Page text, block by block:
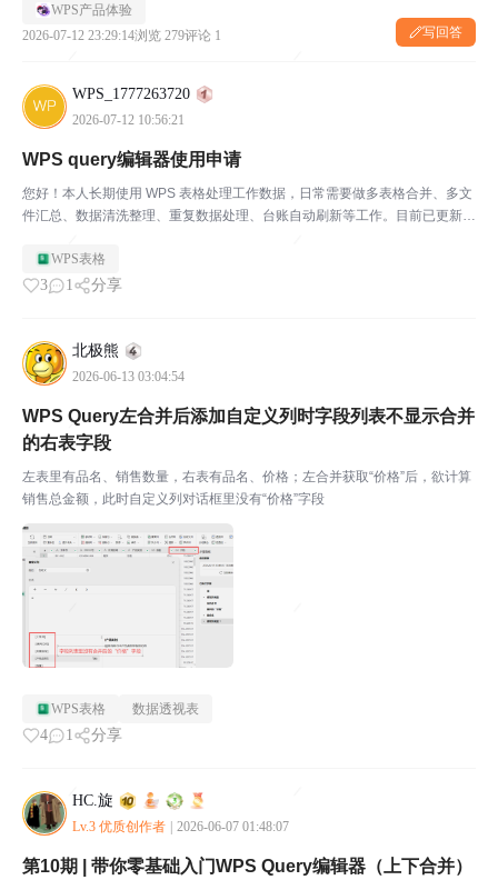
WPS产品体验
2026-07-12 23:29:14浏览 279评论 1 写回答
WPS_1777263720
2026-07-12 10:56:21
WPS query编辑器使用申请
您好！本人长期使用 WPS 表格处理工作数据，日常需要做多表格合并、多文
件汇总、数据清洗整理、重复数据处理、台账自动刷新等工作。目前已更新安
数据】内，没有「启动查询清洗器（ET...
WPS表格
3 1 分享
北极熊
2026-06-13 03:04:54
WPS Query左合并后添加自定义列时字段列表不显示合并
的右表字段
左表里有品名、销售数量，右表有品名、价格；左合并获取“价格”后，欲计算
销售总金额，此时自定义列对话框里没有“价格”字段
WPS表格 数据透视表
4 1 分享
HC.旋
Lv.3 优质创作者 2026-06-07 01:48:07
第10期 | 带你零基础入门WPS Query编辑器（上下合并）